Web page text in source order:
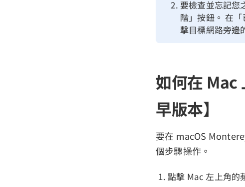
要檢查並忘記您
階」按鈕。 在
擊目標網路旁邊
如何在 Mac
早版本】
要在 macOS
個步驟操作。
點擊 Mac 左上角的